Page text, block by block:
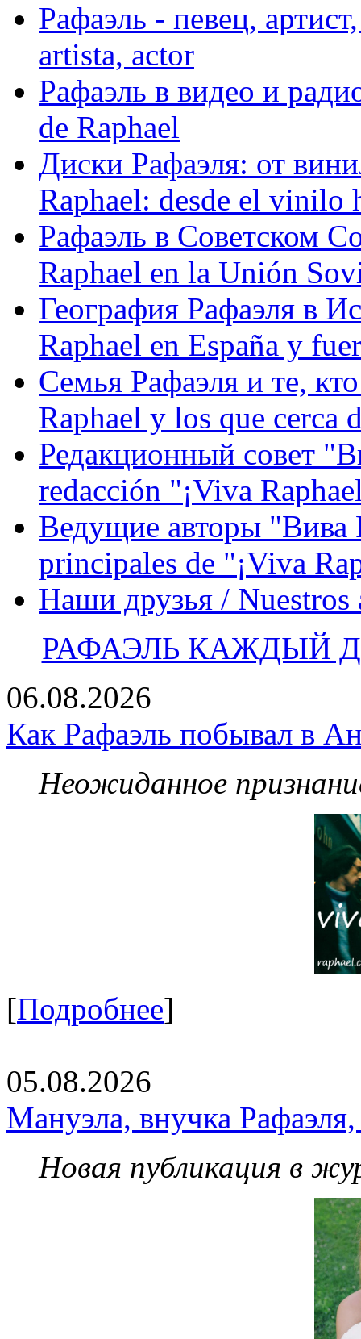
Рафаэль - певец,
artista, actor
Рафаэль в видео и
de Raphael
Диски Рафаэля: от
Raphael: desde el vinilo
Рафаэль в Советском
Raphael en la Unión
География Рафаэля в
Raphael en España y
Семья Рафаэля и те,
Raphael y los que cerca
Редакционный совет
redacción "¡Viva
Ведущие авторы "Вива
principales de "¡Viva
Наши друзья / Nuestros
РАФАЭЛЬ КАЖДЫЙ
06.08.2026
Как Рафаэль побывал в
Неожиданное
[Подробнее]
05.08.2026
Мануэла, внучка
Новая публикация в